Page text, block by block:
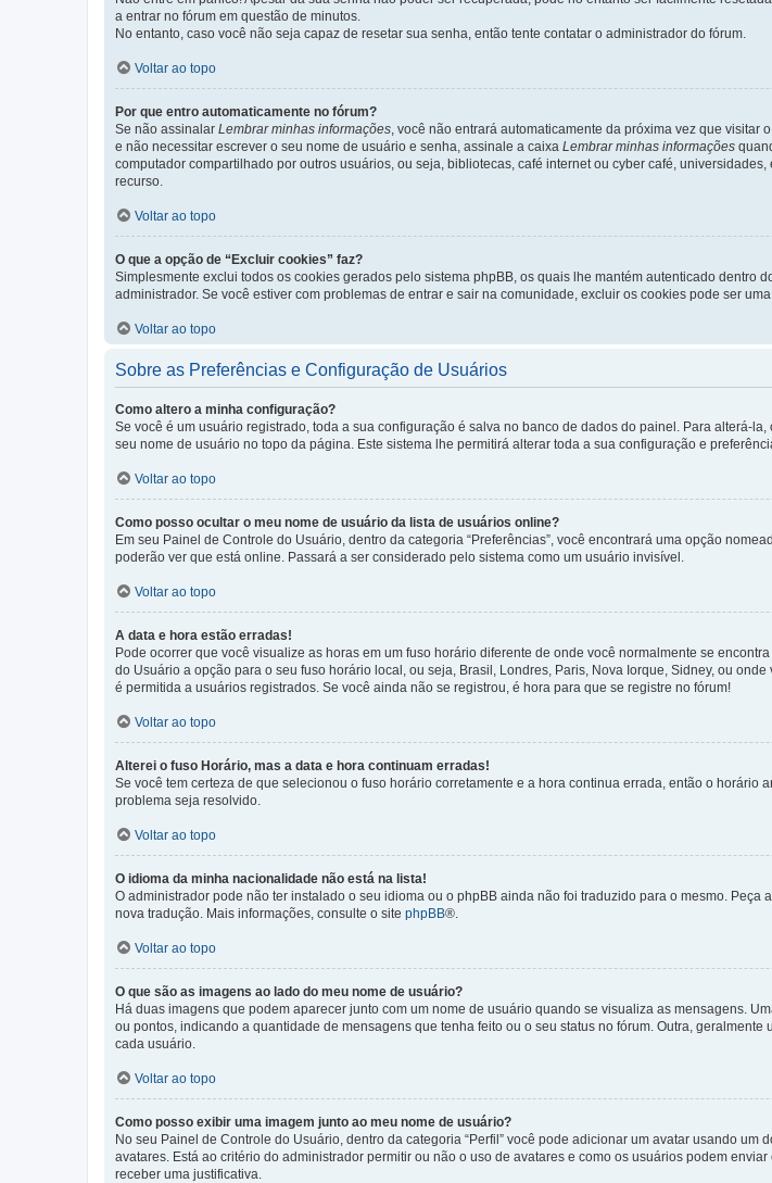
a entrar no fórum em questão de minutos.
No entanto, caso você não seja capaz de resetar sua senha, então tente contatar o administrador do fórum.
Voltar ao topo
Por que entro automaticamente no fórum?
Se não assinalar Lembrar minhas informações , você não entrará automaticamente da próxima vez que
e não necessitar escrever o seu nome de usuário e senha, assinale a caixa Lembrar minhas informações
computador compartilhado por outros usuários, ou seja, bibliotecas, café internet ou cyber café,
recurso.
Voltar ao topo
O que a opção de “Excluir cookies” faz?
Simplesmente exclui todos os cookies gerados pelo sistema phpBB, os quais lhe mantém autenticado dentro
administrador. Se você estiver com problemas de entrar e sair na comunidade, excluir os cookies pode ser
Voltar ao topo
Sobre as Preferências e Configuração de Usuários
Como altero a minha configuração?
Se você é um usuário registrado, toda a sua configuração é salva no banco de dados do painel. Para alterá-
seu nome de usuário no topo da página. Este sistema lhe permitirá alterar toda a sua configuração e
Voltar ao topo
Como posso ocultar o meu nome de usuário da lista de usuários online?
Em seu Painel de Controle do Usuário, dentro da categoria “Preferências”, você encontrará uma opção
poderão ver que está online. Passará a ser considerado pelo sistema como um usuário invisível.
Voltar ao topo
A data e hora estão erradas!
Pode ocorrer que você visualize as horas em um fuso horário diferente de onde você normalmente se
do Usuário a opção para o seu fuso horário local, ou seja, Brasil, Londres, Paris, Nova Iorque, Sidney, ou
é permitida a usuários registrados. Se você ainda não se registrou, é hora para que se registre no fórum!
Voltar ao topo
Alterei o fuso Horário, mas a data e hora continuam erradas!
Se você tem certeza de que selecionou o fuso horário corretamente e a hora continua errada, então o
problema seja resolvido.
Voltar ao topo
O idioma da minha nacionalidade não está na lista!
O administrador pode não ter instalado o seu idioma ou o phpBB ainda não foi traduzido para o mesmo.
nova tradução. Mais informações, consulte o site phpBB®.
Voltar ao topo
O que são as imagens ao lado do meu nome de usuário?
Há duas imagens que podem aparecer junto com um nome de usuário quando se visualiza as mensagens.
ou pontos, indicando a quantidade de mensagens que tenha feito ou o seu status no fórum. Outra,
cada usuário.
Voltar ao topo
Como posso exibir uma imagem junto ao meu nome de usuário?
No seu Painel de Controle do Usuário, dentro da categoria “Perfil” você pode adicionar um avatar usando
avatares. Está ao critério do administrador permitir ou não o uso de avatares e como os usuários podem
receber uma justificativa.